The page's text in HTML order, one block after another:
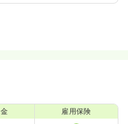
雇用保険